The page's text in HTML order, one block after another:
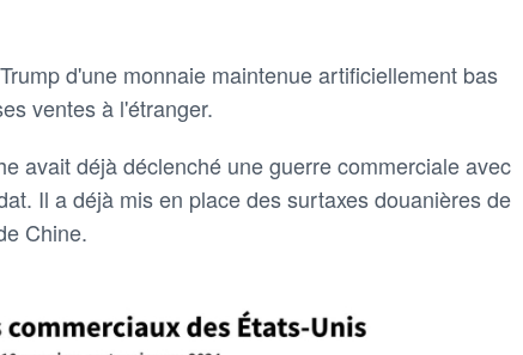
d'une monnaie maintenue artificiellement bas
ventes à l'étranger.
avait déjà déclenché une guerre commerciale avec
Il a déjà mis en place des surtaxes douanières de
Chine.